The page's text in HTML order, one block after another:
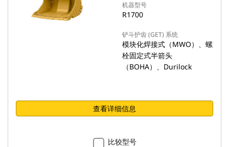
机器型号
R1700
铲斗护齿 (GET) 系统
模块化焊接式（MWO）、螺
栓固定式半箭头
（BOHA）、Durilock
查看详细信息
比较型号